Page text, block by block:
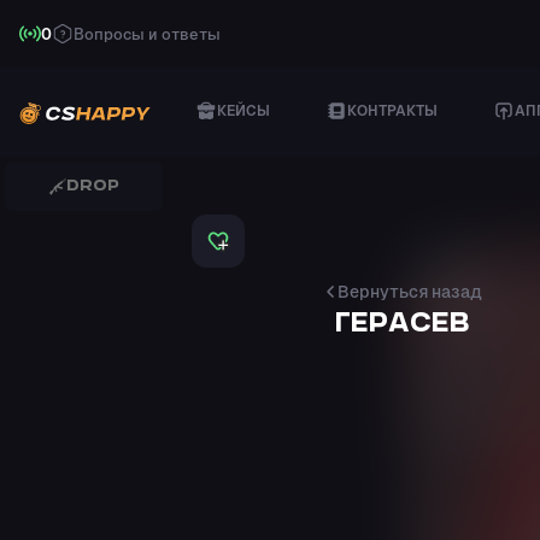
0 Вопросы и ответы
КЕЙСЫ КОНТРАКТЫ
DROP
Вернуться назад
ГЕРАСЕВ